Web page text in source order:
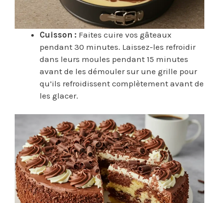
Cuisson : Faites cuire vos gâteaux
pendant 30 minutes. Laissez-les refroidir
dans leurs moules pendant 15 minutes
avant de les démouler sur une grille pour
qu’ils refroidissent complètement avant de
les glacer.